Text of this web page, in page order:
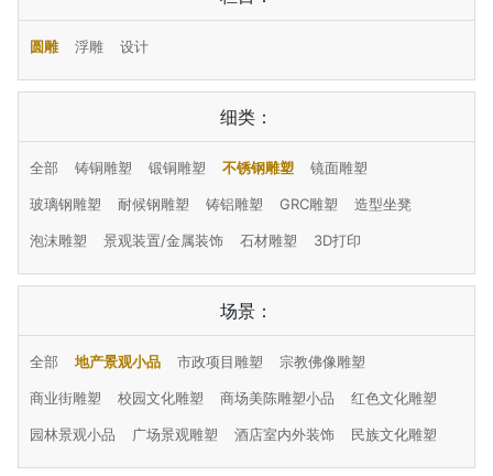
圆雕 浮雕 设计
细类：
全部 铸铜雕塑 锻铜雕塑 不锈钢雕塑 镜面雕塑
玻璃钢雕塑 耐候钢雕塑 铸铝雕塑 GRC雕塑 造型坐凳
泡沫雕塑 景观装置/金属装饰 石材雕塑 3D打印
场景：
全部 地产景观小品 市政项目雕塑 宗教佛像雕塑
商业街雕塑 校园文化雕塑 商场美陈雕塑小品 红色文化雕塑
园林景观小品 广场景观雕塑 酒店室内外装饰 民族文化雕塑